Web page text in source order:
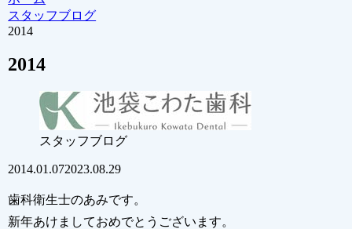
スタッフブログ
2014
2014
スタッフブログ
2014.01.072023.08.29
歯科衛生士のあみです。
新年あけましておめでとうございます。